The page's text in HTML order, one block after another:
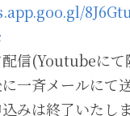
信(Youtubeにて
一斉メールにて
込みは終了いたし